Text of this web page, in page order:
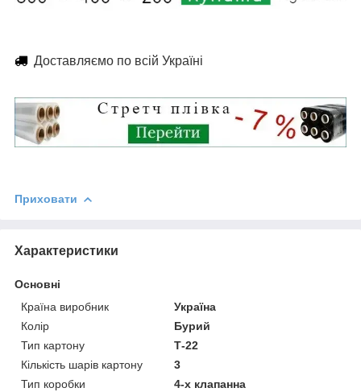
Доставляємо по всій Україні
Приховати
Характеристики
Основні
Країна виробник
Україна
Колір
Бурий
Тип картону
Т-22
Кількість шарів картону
3
Тип коробки
4-х клапанна